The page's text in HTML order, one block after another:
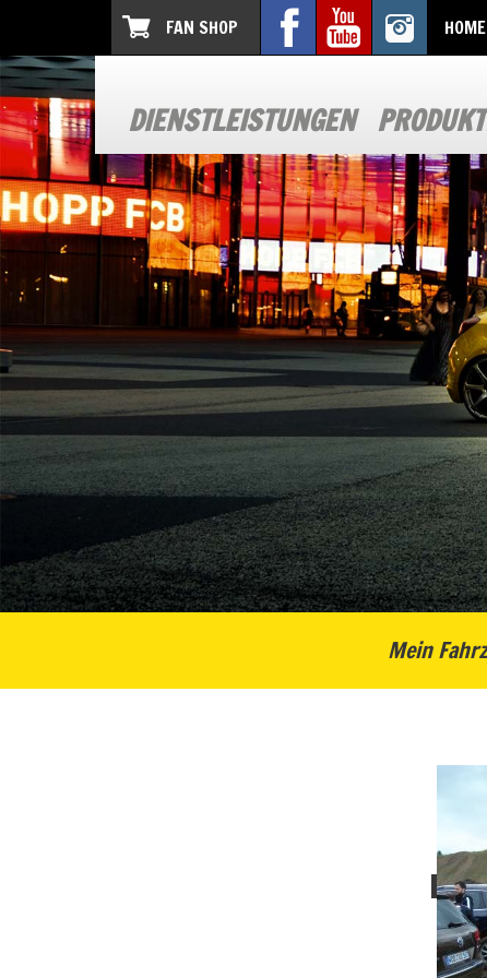
FAN SHOP HOME
DIENSTLEISTUNGEN
Mein